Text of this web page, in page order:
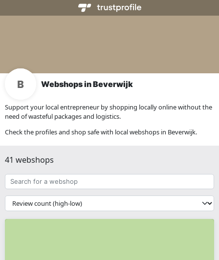
Webshops in Beverwijk
Support your local entrepreneur by shopping locally online without the
need of wasteful packages and logistics.
Check the profiles and shop safe with local webshops in Beverwijk.
41 webshops
Search
for
a
webshop
{{
__('Sort')
}}